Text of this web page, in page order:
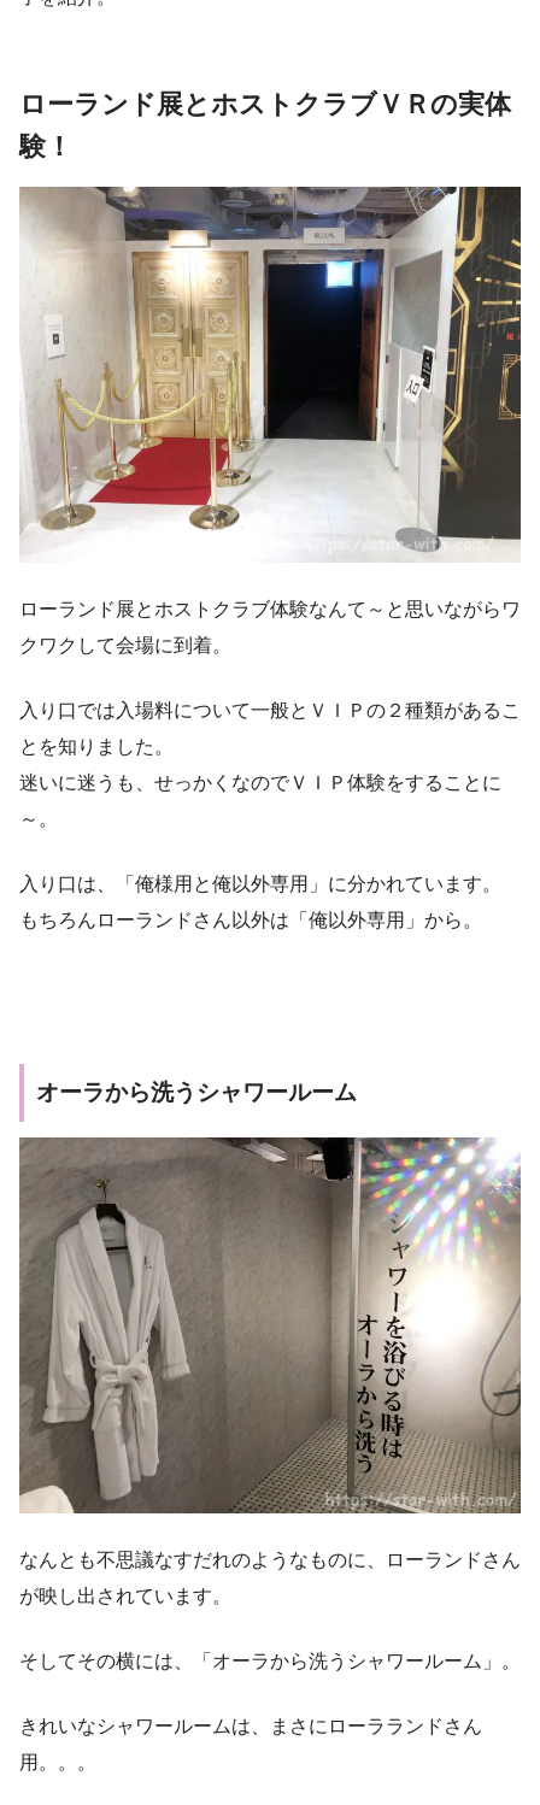
ローランド展とホストクラブＶＲの実体
験！
ローランド展とホストクラブ体験なんて～と思いながらワ
クワクして会場に到着。
入り口では入場料について一般とＶＩＰの２種類があるこ
とを知りました。
迷いに迷うも、せっかくなのでＶＩＰ体験をすることに
～。
入り口は、「俺様用と俺以外専用」に分かれています。
もちろんローランドさん以外は「俺以外専用」から。
オーラから洗うシャワールーム
なんとも不思議なすだれのようなものに、ローランドさん
が映し出されています。
そしてその横には、「オーラから洗うシャワールーム」。
きれいなシャワールームは、まさにローラランドさん
用。。。